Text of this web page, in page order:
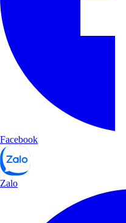
Facebook
Zalo